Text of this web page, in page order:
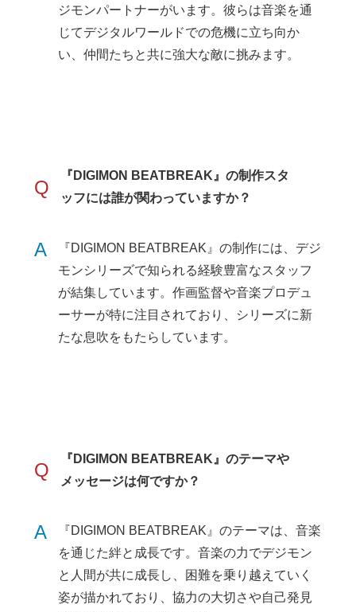
ジモンパートナーがいます。彼らは音楽を通
じてデジタルワールドでの危機に立ち向か
い、仲間たちと共に強大な敵に挑みます。
Q
『DIGIMON BEATBREAK』の制作スタ
ッフには誰が関わっていますか？
A
『DIGIMON BEATBREAK』の制作には、デジ
モンシリーズで知られる経験豊富なスタッフ
が結集しています。作画監督や音楽プロデュ
ーサーが特に注目されており、シリーズに新
たな息吹をもたらしています。
Q
『DIGIMON BEATBREAK』のテーマや
メッセージは何ですか？
A
『DIGIMON BEATBREAK』のテーマは、音楽
を通じた絆と成長です。音楽の力でデジモン
と人間が共に成長し、困難を乗り越えていく
姿が描かれており、協力の大切さや自己発見